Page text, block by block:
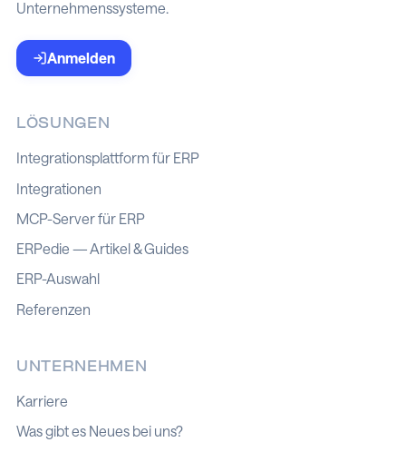
Unternehmenssysteme.
Anmelden
LÖSUNGEN
Integrationsplattform für ERP
Integrationen
MCP-Server für ERP
ERPedie — Artikel & Guides
ERP-Auswahl
Referenzen
UNTERNEHMEN
Karriere
Was gibt es Neues bei uns?